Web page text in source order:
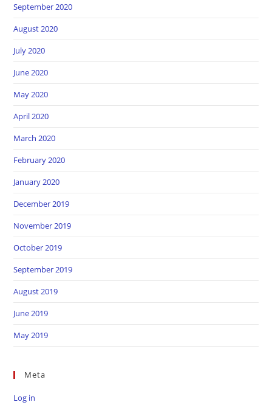
September 2020
August 2020
July 2020
June 2020
May 2020
April 2020
March 2020
February 2020
January 2020
December 2019
November 2019
October 2019
September 2019
August 2019
June 2019
May 2019
Meta
Log in